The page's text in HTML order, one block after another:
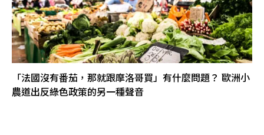
「法國沒有番茄，那就跟摩洛哥買」有什麼問題？ 歐洲小
農道出反綠色政策的另一種聲音